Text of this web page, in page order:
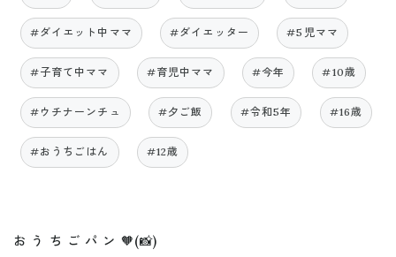
#ダイエット中ママ #ダイエッター #5児ママ
#子育て中ママ #育児中ママ #今年 #10歳
#ウチナーンチュ #夕ご飯 #令和5年 #16歳
#おうちごはん #12歳
お う ち ご パ ン 🧡(📸)